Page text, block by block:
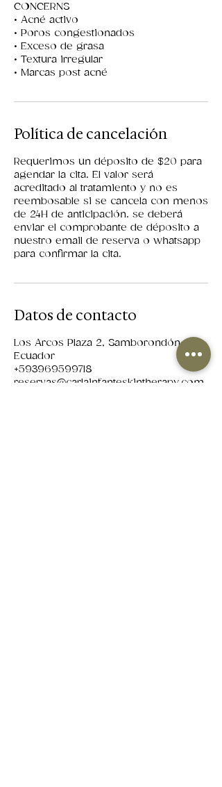
CONCERNS
• Acné activo
• Poros congestionados
• Exceso de grasa
• Textura irregular
• Marcas post acné
Política de cancelación
Requerimos un déposito de $20 para
agendar la cita. El valor será
acreditado al tratamiento y no es
reembosable si se cancela con menos
de 24H de anticipación. se deberá
enviar el comprobante de déposito a
nuestro email de reserva o whatsapp
para confirmar la cita.
Datos de contacto
Los Arcos Plaza 2, Samborondón,
Ecuador
+593969599718
reservas@carlainfanteskintherapy.com